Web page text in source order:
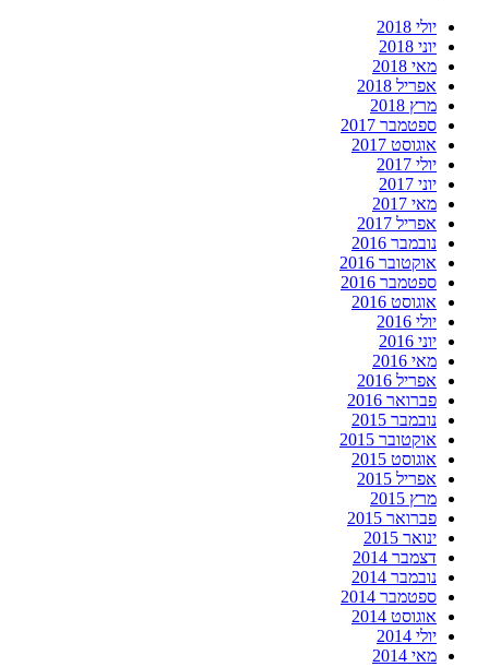
יולי 2018
יוני 2018
מאי 2018
אפריל 2018
מרץ 2018
ספטמבר 2017
אוגוסט 2017
יולי 2017
יוני 2017
מאי 2017
אפריל 2017
נובמבר 2016
אוקטובר 2016
ספטמבר 2016
אוגוסט 2016
יולי 2016
יוני 2016
מאי 2016
אפריל 2016
פברואר 2016
נובמבר 2015
אוקטובר 2015
אוגוסט 2015
אפריל 2015
מרץ 2015
פברואר 2015
ינואר 2015
דצמבר 2014
נובמבר 2014
ספטמבר 2014
אוגוסט 2014
יולי 2014
מאי 2014